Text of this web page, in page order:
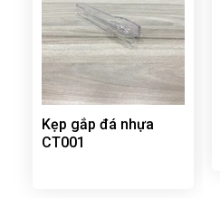
Kẹp gắp đá nhựa
CT001